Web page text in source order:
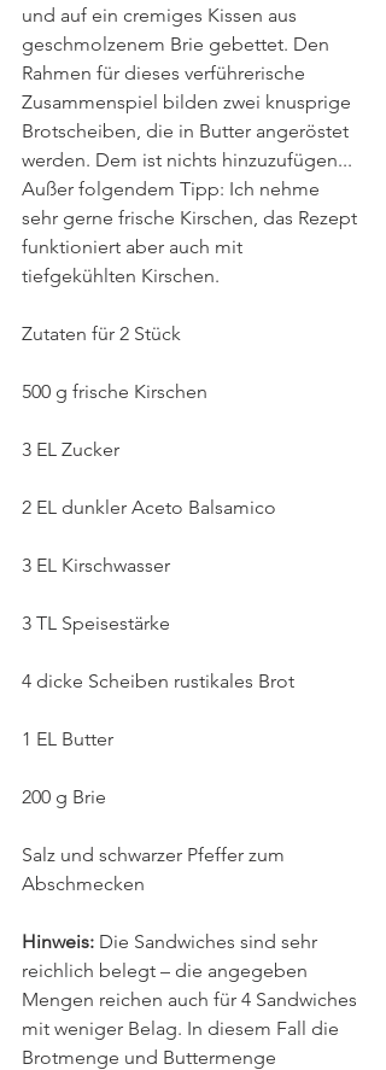
und auf ein cremiges Kissen aus
geschmolzenem Brie gebettet. Den
Rahmen für dieses verführerische
Zusammenspiel bilden zwei knusprige
Brotscheiben, die in Butter angeröstet
werden. Dem ist nichts hinzuzufügen...
Außer folgendem Tipp: Ich nehme
sehr gerne frische Kirschen, das Rezept
funktioniert aber auch mit
tiefgekühlten Kirschen.
Zutaten für 2 Stück
500 g frische Kirschen
3 EL Zucker
2 EL dunkler Aceto Balsamico
3 EL Kirschwasser
3 TL Speisestärke
4 dicke Scheiben rustikales Brot
1 EL Butter
200 g Brie
Salz und schwarzer Pfeffer zum
Abschmecken
Hinweis: Die Sandwiches sind sehr
reichlich belegt – die angegeben
Mengen reichen auch für 4 Sandwiches
mit weniger Belag. In diesem Fall die
Brotmenge und Buttermenge